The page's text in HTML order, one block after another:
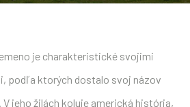
je charakteristické svojimi
podľa ktorých dostalo svoj názov
V jeho žilách koluje americká história,